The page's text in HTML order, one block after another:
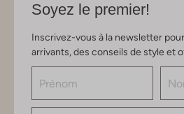
Soyez le premier!
Inscrivez-vous à la newsletter
arrivants, des conseils de style et